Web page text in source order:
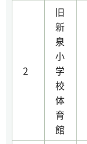
2
旧
新
泉
小
学
校
体
育
館